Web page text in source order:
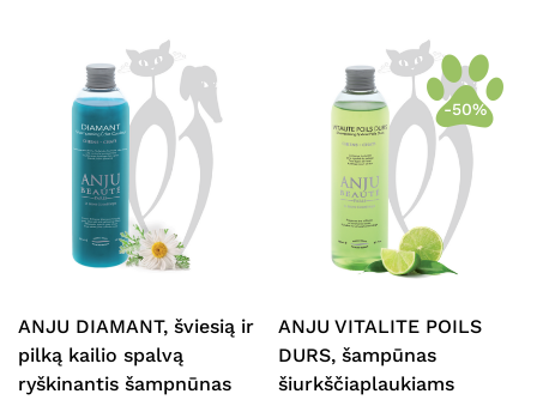
ANJU DIAMANT, šviesią ir
pilką kailio spalvą
ryškinantis šampnūnas
-50%
ANJU VITALITE POILS
DURS, šampūnas
šiurkščiaplaukiams